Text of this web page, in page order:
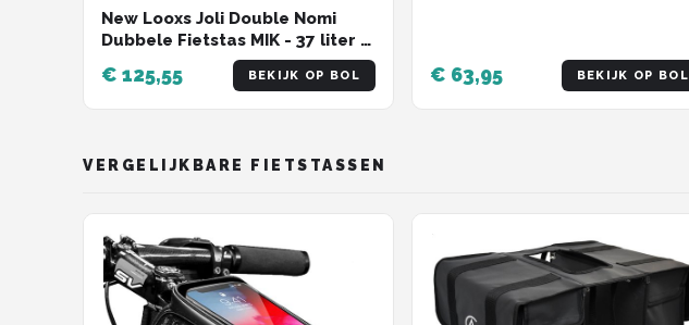
New Looxs Joli Double Nomi
Dubbele Fietstas MIK - 37 liter -
€ 125,55 BEKIJK OP BOL € 63,95 BEKIJK OP BOL
VERGELIJKBARE FIETSTASSEN